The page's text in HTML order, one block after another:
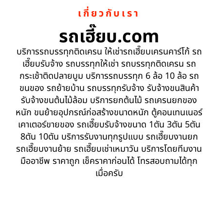
เกี่ยวกับเรา
รถเฮี๊ยบ.com
บริการรถบรรทุกติดเครน ให้เช่ารถเฮี๊ยบเครนคาร์โก้ รถ
เฮี๊ยบรับจ้าง รถบรรทุกให้เช่า รถบรรทุกติดเครน รถ
กระเช้าติดปลายบูม บริการรถบรรทุก 6 ล้อ 10 ล้อ รถ
ขนของ รถย้ายบ้าน รถบรรทุกรับจ้าง รับจ้างขนสินค้า
รับจ้างขนต้นไม้ล้อม บริการยกต้นไม้ รถเครนยกของ
หนัก ขนย้ายอุปกรณ์ก่อสร้างขนาดหนัก ตู้คอนเทนเนอร์
เคาเตอร์ขายของ รถเฮี๊ยบรับจ้างขนาด 1ตัน 3ตัน 5ตัน
8ตัน 10ตัน บริการรับงานทุกรูปแบบ รถเฮี๊ยบงานยก
รถเฮี๊ยบงานย้าย รถเฮี๊ยบเช่าเหมาวัน บริการโดยทีมงาน
มืออาชีพ ราคาถูก เช็คราคาก่อนได้ โทรสอบถามได้ทุก
เมื่อครับ